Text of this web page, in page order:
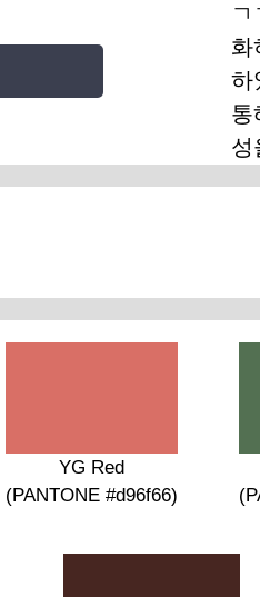
화
하
통
성
YG Red
(PANTONE #d96f66)